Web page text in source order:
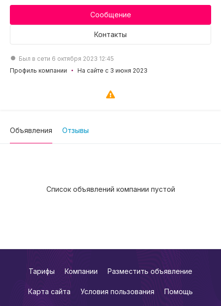
Сообщение
Контакты
Был в сети 6 октября 2023 12:45
Профиль компании
На сайте с 3 июня 2023
Объявления Отзывы
Список объявлений компании пустой
Тарифы Компании Разместить объявление
Карта сайта Условия пользования Помощь